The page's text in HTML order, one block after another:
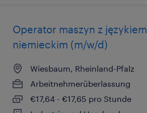
Operator maszyn z językiem
niemieckim (m/w/d)
Wiesbaum, Rheinland-Pfalz
Arbeitnehmerüberlassung
€17,64 - €17,65 pro Stunde